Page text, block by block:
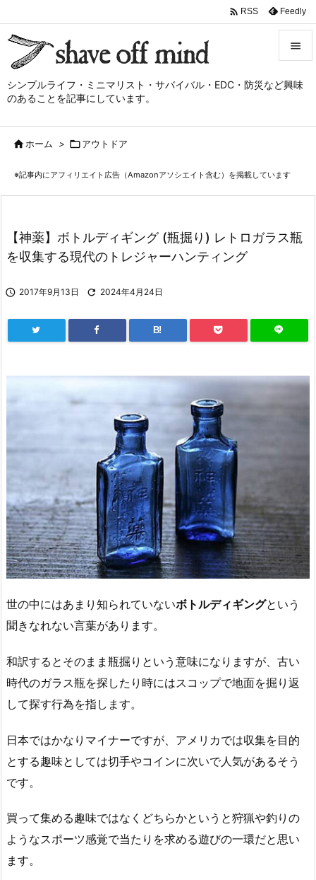
シンプルライフ・ミニマリスト・サバイバル・EDC・防災など興味
のあることを記事にしています。

メニュ
サイド
次へ
検索
 RSS Feedly
ホーム > アウトドア
※記事内にアフィリエイト広告（Amazonアソシエイト含む）を掲載しています
【神薬】ボトルディギング (瓶掘り) レトロガラス瓶
を収集する現代のトレジャーハンティング
 2017年9月13日  2024年4月24日
B!
世の中にはあまり知られていないボトルディギングという
聞きなれない言葉があります。
和訳するとそのまま瓶掘りという意味になりますが、古い
時代のガラス瓶を探したり時にはスコップで地面を掘り返
して探す行為を指します。
日本ではかなりマイナーですが、アメリカでは収集を目的
とする趣味としては切手やコインに次いで人気があるそう
です。
買って集める趣味ではなくどちらかというと狩猟や釣りの
ようなスポーツ感覚で当たりを求める遊びの一環だと思い
ます。